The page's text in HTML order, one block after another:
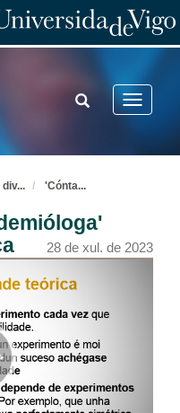
Toggle
TOGGLE
SEARCH
div... 'Cónta...
28 de xul. de 2023